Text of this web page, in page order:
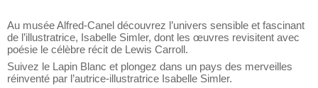
Au musée Alfred-Canel découvrez l’univers sensible et fascinant
de l’illustratrice, Isabelle Simler, dont les œuvres revisitent avec
poésie le célèbre récit de Lewis Carroll.
Suivez le Lapin Blanc et plongez dans un pays des merveilles
réinventé par l’autrice-illustratrice Isabelle Simler.